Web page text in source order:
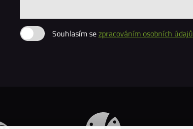
Souhlasím sezpracováním osobních údajů